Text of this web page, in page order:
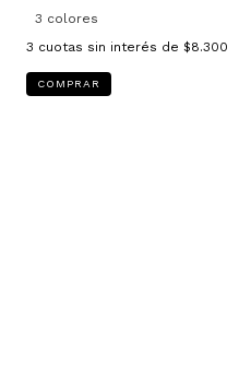
3 colores
3 cuotas sin interés de $8.300
COMPRAR